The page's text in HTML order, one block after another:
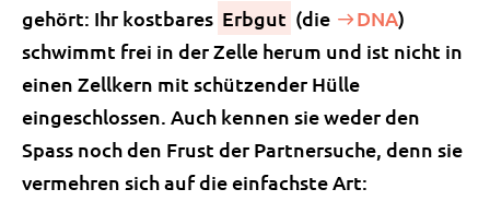
gehört: Ihr kostbares Erbgut (die DNA)
schwimmt frei in der Zelle herum und ist nicht in
einen Zellkern mit schützender Hülle
eingeschlossen. Auch kennen sie weder den
Spass noch den Frust der Partnersuche, denn sie
vermehren sich auf die einfachste Art: